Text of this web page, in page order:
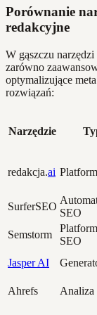
Porównanie
redakcyjne
W gąszczu
zarówno
optymalizujące
rozwiązań:
Narzędzie
redakcja.ai
SurferSEO
SEO
Semstorm
SEO
Jasper AI
Ahrefs Analiza